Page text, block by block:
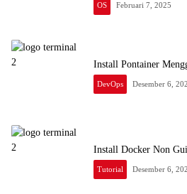
OS Februari 7, 2025
Install Pontainer
DevOps Desember 6,
Install Docker Non
Tutorial Desember 6,